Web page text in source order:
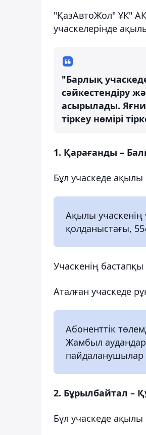
"ҚазАвтоЖол" ҰК"
учаскелерінде
"Барлық
сәйкестендіру
асырылады. Яғни
тіркеу нөмірі
1. Қарағанды –
Бұл учаскеде ақылы
Ақылы
қолданыстағы,
Учаскенің
Аталған учаскеде
Абоненттік
Жамбыл
пайдаланушылар
2. Бұрылбайтал –
Бұл учаскеде ақылы